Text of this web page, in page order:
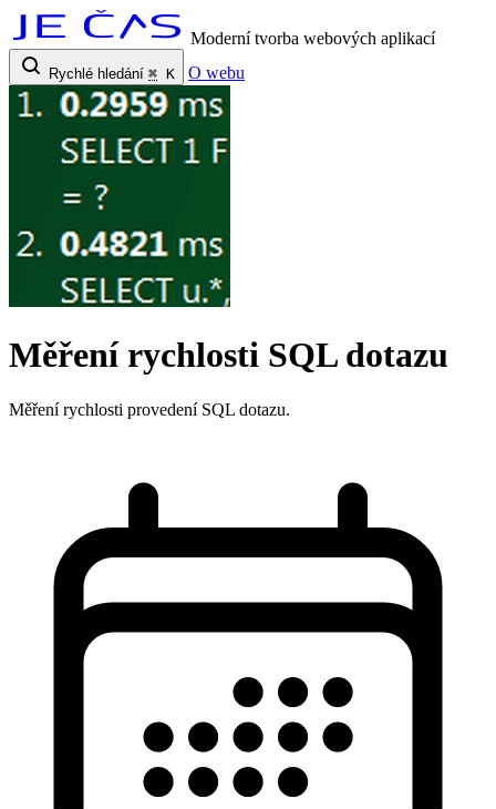
Moderní tvorba webových aplikací
Rychlé hledání ⌘ K O webu
Měření rychlosti SQL dotazu
Měření rychlosti provedení SQL dotazu.